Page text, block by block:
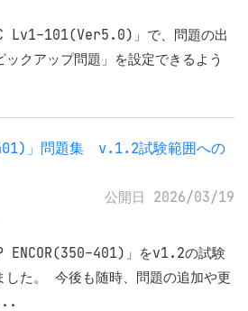
Lv1-101(Ver5.0)」で、問題の出
クアップ問題」を設定できるよう
401)」問題集 v.1.2試験範囲への
公開日 2026/03/19
ENCOR(350-401)」をv1.2の試験
した。 今後も随時、問題の追加や更